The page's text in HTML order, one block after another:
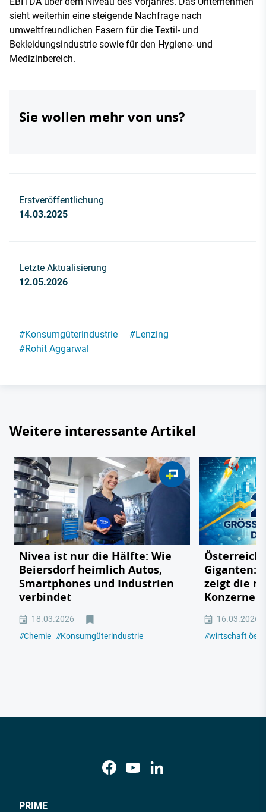
sieht weiterhin eine steigende Nachfrage nach
umweltfreundlichen Fasern für die Textil- und
Bekleidungsindustrie sowie für den Hygiene- und
Medizinbereich.
Sie wollen mehr von uns?
Erstveröffentlichung
14.03.2025
Letzte Aktualisierung
12.05.2026
#Konsumgüterindustrie #Lenzing
#Rohit Aggarwal
Weitere interessante Artikel
Nivea ist nur die Hälfte: Wie
Beiersdorf heimlich Autos,
Smartphones und Industrien
verbindet
18.03.2026
#Chemie #Konsumgüterindustrie
Giganten:
zeigt die
Konzerne
16.03.2026
#wirtschaft
PRIME